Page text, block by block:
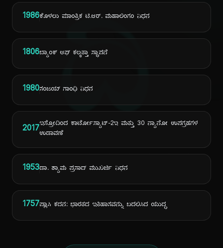
ದಿ
1986ಕೊಳಲು ಮಾಂತ್ರಿಕ ಟಿ.ಆರ್. ಮಹಾಲಿಂಗಂ ನಿಧನ
1806ಬ್ಯಾಂಕ್ ಆಫ್ ಕಲ್ಕತ್ತಾ ಸ್ಥಾಪನೆ
1980ಸಂಜಯ್ ಗಾಂಧಿ ನಿಧನ
2017ಇಸ್ರೋದಿಂದ ಕಾರ್ಟೋಸ್ಯಾಟ್-2ಇ ಮತ್ತು 30 ನ್ಯಾನೋ ಉಪಗ್ರಹಗಳ
ಉಡಾವಣೆ
1953ಡಾ. ಶ್ಯಾಮ ಪ್ರಸಾದ್ ಮುಖರ್ಜಿ ನಿಧನ
1757ಪ್ಲಾಸಿ ಕದನ: ಭಾರತದ ಇತಿಹಾಸವನ್ನು ಬದಲಿಸಿದ ಯುದ್ಧ